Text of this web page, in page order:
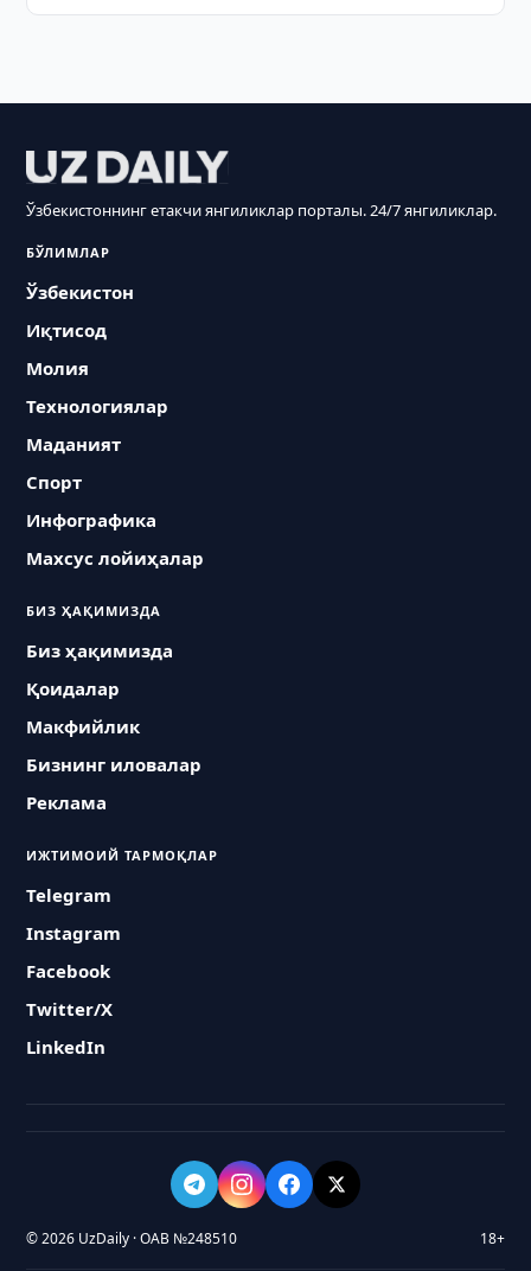
Ўзбекистоннинг етакчи янгиликлар порталы. 24/7 янгиликлар.
БЎЛИМЛАР
Ўзбекистон
Иқтисод
Молия
Технологиялар
Маданият
Спорт
Инфографика
Махсус лойиҳалар
БИЗ ҲАҚИМИЗДА
Биз ҳақимизда
Қоидалар
Макфийлик
Бизнинг иловалар
Реклама
ИЖТИМОИЙ ТАРМОҚЛАР
Telegram
Instagram
Facebook
Twitter/X
LinkedIn
© 2026 UzDaily · ОАВ №248510 18+